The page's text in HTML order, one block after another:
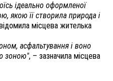
ідеально оформленої
якою її створила природа і
місцева жителька
асфальтування і воно
зоною", – зазначила місцева